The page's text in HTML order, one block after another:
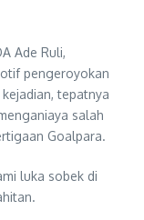
Ade Ruli,
pengeroyokan
tepatnya
salah
Goalpara.
luka sobek di